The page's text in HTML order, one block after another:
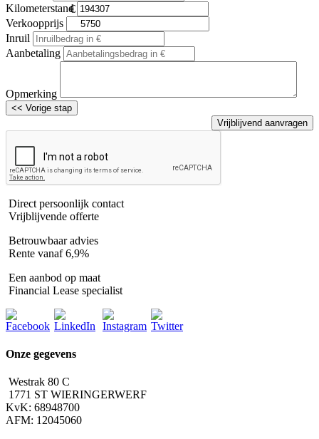
Kilometerstand
Verkoopprijs
Inruil
Aanbetaling
Opmerking
<< Vorige stap
Direct persoonlijk contact
Vrijblijvende offerte
Betrouwbaar advies
Rente vanaf 6,9%
Een aanbod op maat
Financial Lease specialist
Onze gegevens
Westrak 80 C
1771 ST WIERINGERWERF
KvK: 68948700
AFM: 12045060